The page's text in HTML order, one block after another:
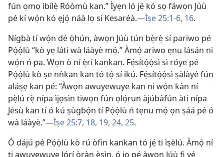
fún ọmọ ìbílẹ̀ Róòmù kan.” Ìyẹn ló jẹ́ kó sọ fáwọn Júù
pé kí wọ́n kó ẹjọ́ náà lọ sí Kesaréà.—Ìṣe 25:1-6, 16.
Nígbà tí wọ́n dé ọ̀hún, àwọn Júù tún bẹ̀rẹ̀ sí pariwo pé
Pọ́ọ̀lù “kò yẹ láti wà láàyè mọ́.” Àmọ́ ariwo ẹnu lásán ni
wọ́n ń pa. Wọn ò ní ẹ̀rí kankan. Fẹ́sítọ́ọ̀sì sì róye pé
Pọ́ọ̀lù kò ṣe nǹkan kan tó tọ́ sí ikú. Fẹ́sítọ́ọ̀sì ṣàlàyé fún
aláṣẹ kan pé: “Àwọn awuyewuye kan ni wọ́n kàn ní
pẹ̀lú rẹ̀ nípa ìjọsìn tiwọn fún ọlọ́run àjúbàfún àti nípa
Jésù kan tí ó kú ṣùgbọ́n tí Pọ́ọ̀lù ń tẹnu mọ́ ọn ṣáá pé ó
wà láàyè.”—Ìṣe 25:7, 18, 19, 24, 25.
Ó dájú pé Pọ́ọ̀lù kò rú òfin kankan tó jẹ́ ti ìṣèlú. Àmọ́ ní
ti awuyewuye lórí ọ̀ràn ẹ̀sìn, ó jọ pé àwọn Júù fi yé